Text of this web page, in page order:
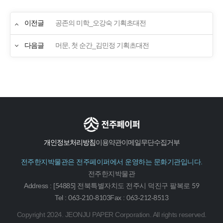
이전글 공존의 미학_오강숙 기획초대전
다음글 머문, 첫 순간_김민정 기획초대전
개인정보처리방침이용약관이메일무단수집거부
전주한지박물관은 전주페이퍼에서 운영하는 문화기관입니다.
전주한지박물관
Address : [54885] 전북특별자치도 전주시 덕진구 팔복로 59
Tel : 063-210-8103Fax : 063-212-8513
Copyright 2024. JEONJU PAPER Corporation. All rights reserved.